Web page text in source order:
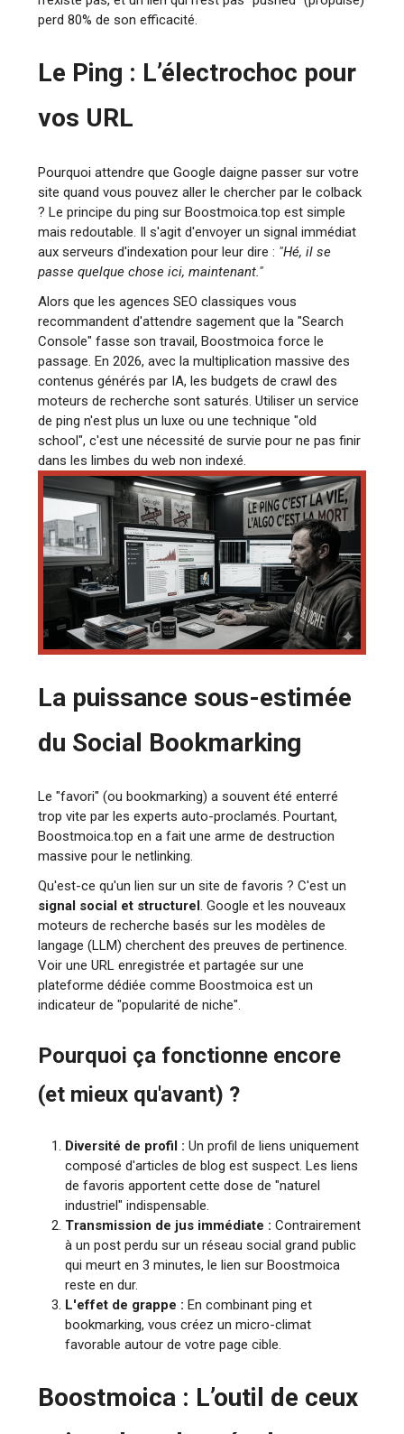
perd 80% de son efficacité.
Le Ping : L’électrochoc pour
vos URL
Pourquoi attendre que Google daigne passer sur votre
site quand vous pouvez aller le chercher par le colback
? Le principe du ping sur Boostmoica.top est simple
mais redoutable. Il s'agit d'envoyer un signal immédiat
aux serveurs d'indexation pour leur dire : "Hé, il se
passe quelque chose ici, maintenant."
Alors que les agences SEO classiques vous
recommandent d'attendre sagement que la "Search
Console" fasse son travail, Boostmoica force le
passage. En 2026, avec la multiplication massive des
contenus générés par IA, les budgets de crawl des
moteurs de recherche sont saturés. Utiliser un service
de ping n'est plus un luxe ou une technique "old
school", c'est une nécessité de survie pour ne pas finir
dans les limbes du web non indexé.
La puissance sous-estimée
du Social Bookmarking
Le "favori" (ou bookmarking) a souvent été enterré
trop vite par les experts auto-proclamés. Pourtant,
Boostmoica.top en a fait une arme de destruction
massive pour le netlinking.
Qu'est-ce qu'un lien sur un site de favoris ? C'est un
signal social et structurel. Google et les nouveaux
moteurs de recherche basés sur les modèles de
langage (LLM) cherchent des preuves de pertinence.
Voir une URL enregistrée et partagée sur une
plateforme dédiée comme Boostmoica est un
indicateur de "popularité de niche".
Pourquoi ça fonctionne encore
(et mieux qu'avant) ?
Diversité de profil : Un profil de liens uniquement
composé d'articles de blog est suspect. Les liens
de favoris apportent cette dose de "naturel
industriel" indispensable.
Transmission de jus immédiate : Contrairement
à un post perdu sur un réseau social grand public
qui meurt en 3 minutes, le lien sur Boostmoica
reste en dur.
L'effet de grappe : En combinant ping et
bookmarking, vous créez un micro-climat
favorable autour de votre page cible.
Boostmoica : L’outil de ceux